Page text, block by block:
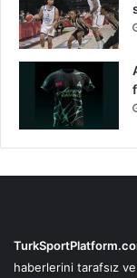
haberlerini tarafsız